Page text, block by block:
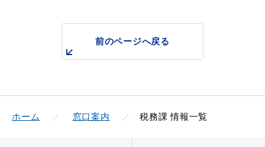
前のページへ戻る
ホーム 窓口案内 税務課 情報一覧